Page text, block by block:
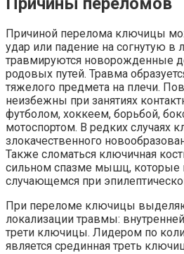
Причиной перелома ключицы
удар или падение на согнутую в
травмируются новорожденные
родовых путей. Травма
тяжелого предмета на плечи.
неизбежны при занятиях
футболом, хоккеем, борьбой,
мотоспортом. В редких случаях
злокачественного
Также сломаться ключичная
сильном спазме мышц, которые
случающемся при
При переломе ключицы
локализации травмы:
трети ключицы. Лидером по
является срединная треть